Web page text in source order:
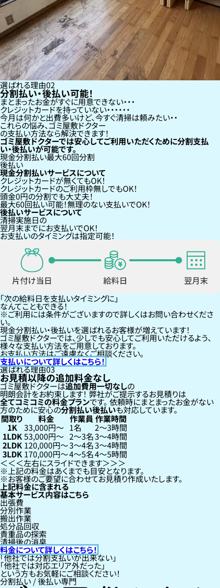
選ばれる理由02
分割払い・後払い可能！
まとまったお金がすぐに用意できない
クレジットカードを持っていない・・・
今月は何かと出費多いけど、今すぐ清掃は頼みたい
これらの悩み、ゴミ屋敷ドクター
の支払い方法なら解決できます！
ゴミ屋敷ドクターでは安心してご利用いただくために分割支払
い・後払いが可能です。
現金分割払い最大60回分割
後払い
現金分割払いサービスについて
クレジットカードが無くてもOK！
クレジットカードのご利用枠無しでもOK！
頭金0円の分割でも大丈夫！
最大60回払い可能！無理のない支払いでOK！
後払いサービスについて
清掃実施日の
翌月末までにお支払いでOK！
お支払いのタイミングは指定可能！
「次の給料日を支払いタイミングに」
なんてこともできる！
ご利用には条件がございますので詳しくはお問い合わせくださ
い。
現金分割払い・後払いを選ばれるお客様が増えています！
ゴミ屋敷ドクターでは、少しでも安心してご利用いただけるよう、
様々な支払い方法をご用意しております。
お支払い方法はご遠慮なくご相談ください。
支払いについて詳しくはこちら！
選ばれる理由03
お見積以降の追加料金なし
ゴミ屋敷ドクターは追加費用一切なしの
明朗会計をお約束します！弊社がご提示するお見積りは
全てコミコミの料金プランです。依頼時にまとまったお金がない
方のために安心の分割払い後払いも対応しています。
間取り 料金 作業員 作業時間
1K 33,000円〜 1名 2〜3時間
1LDK53,000円〜 2〜3名3〜4時間
2LDK 120,000円〜3〜4名3〜4時間
3LDK 170,000円〜4〜5名4〜5時間
左右にスライドできます
上記の料金はあくまでも目安となります。
お客様のご要望に合わせてお見積り作成いたします。
上記料金に含まれる
基本サービス内容はこちら
出張費
分別作業
搬出作業
処分品回収
貴重品の探索
清掃後の消臭
料金について詳しくはこちら！
「他社では分割支払いが出来ない」
「他社では対応エリア外だった」
という方もお気軽にご相談ください！
分割払い / 後払い専門